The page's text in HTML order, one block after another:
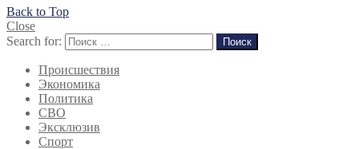
Back to Top
Close
Search for:
Поиск
Происшествия
Экономика
Политика
СВО
Эксклюзив
Спорт